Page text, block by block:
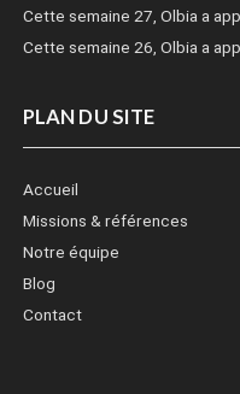
Cette semaine 27, Olbia a
Cette semaine 26, Olbia a
PLAN DU SITE
Accueil
Missions & références
Notre équipe
Blog
Contact